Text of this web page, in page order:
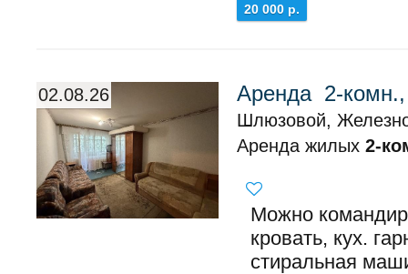
20 000 р.
02.08.26 Аренда 2-
Шлюзовой,
Аренда жилых 2-
Можно
кровать, кух.
стиральная